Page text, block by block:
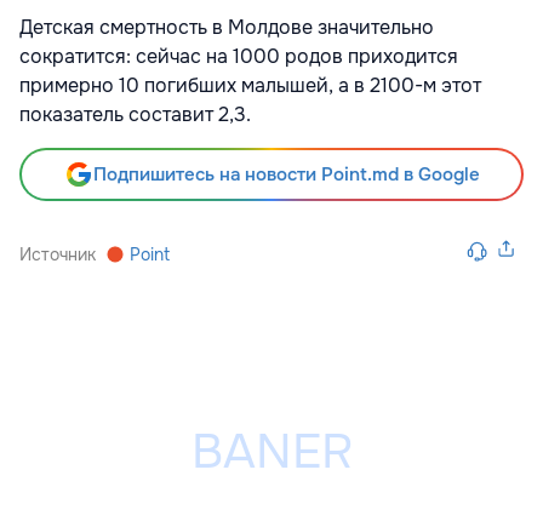
Детская смертность в Молдове значительно
сократится: сейчас на 1000 родов приходится
примерно 10 погибших малышей, а в 2100-м этот
показатель составит 2,3.
Подпишитесь на новости Point.md в Google
Источник Point